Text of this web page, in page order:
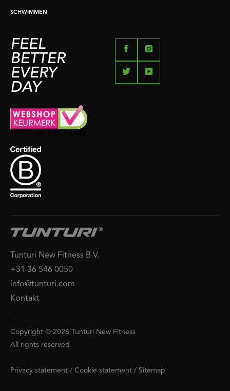
SCHWIMMEN
FEEL
BETTER
EVERY
DAY
Tunturi New Fitness B.V.
+31 36 546 0050
info@tunturi.com
Kontakt
Copyright © 2026 Tunturi New Fitness
All rights reserved
Privacy statement / Cookie statement / Sitemap